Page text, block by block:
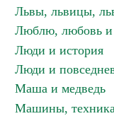
Львы, львицы,
Люблю, любовь и
Люди и история
Люди и
Маша и медведь
Машины,